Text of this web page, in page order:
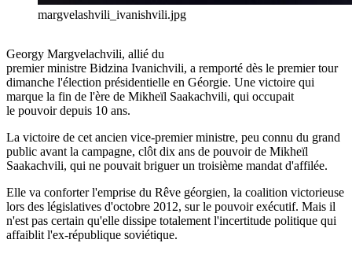
margvelashvili_ivanishvili.jpg
Georgy Margvelachvili, allié du
premier ministre Bidzina Ivanichvili, a remporté dès le premier tour
dimanche l'élection présidentielle en Géorgie. Une victoire qui
marque la fin de l'ère de Mikheïl Saakachvili, qui occupait
le pouvoir depuis 10 ans.
La victoire de cet ancien vice-premier ministre, peu connu du grand
public avant la campagne, clôt dix ans de pouvoir de Mikheïl
Saakachvili, qui ne pouvait briguer un troisième mandat d'affilée.
Elle va conforter l'emprise du Rêve géorgien, la coalition victorieuse
lors des législatives d'octobre 2012, sur le pouvoir exécutif. Mais il
n'est pas certain qu'elle dissipe totalement l'incertitude politique qui
affaiblit l'ex-république soviétique.